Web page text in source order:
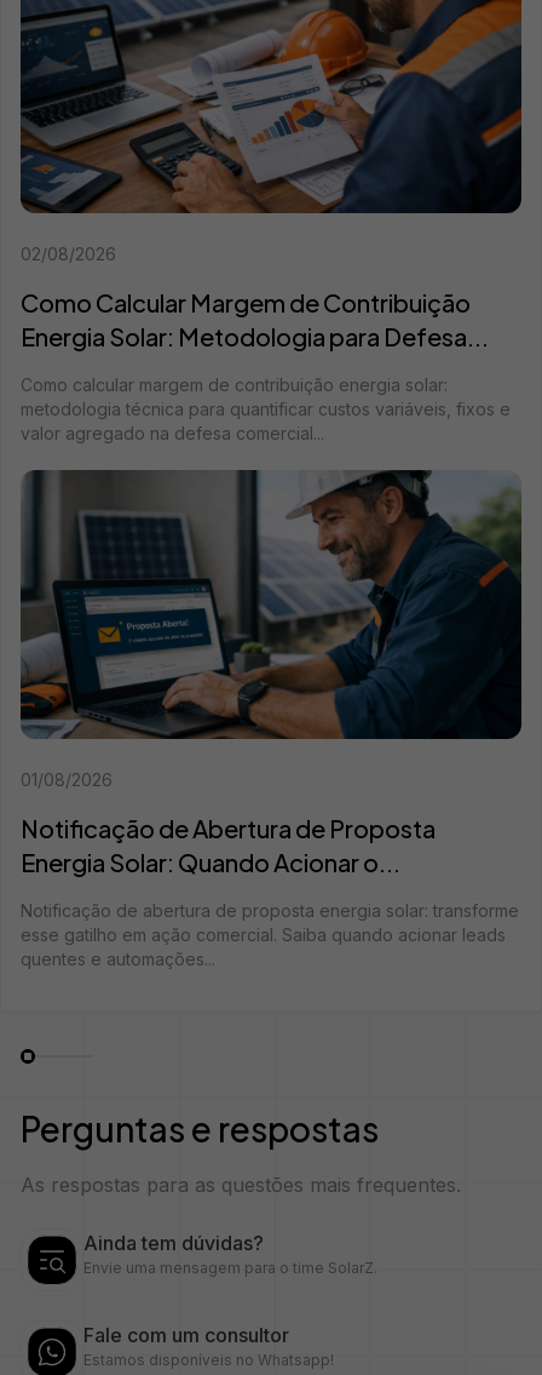
02/08/2026
Como Calcular Margem de Contribuição
Energia Solar: Metodologia para Defesa...
Como calcular margem de contribuição energia solar:
metodologia técnica para quantificar custos variáveis, fixos e
valor agregado na defesa comercial...
01/08/2026
Notificação de Abertura de Proposta
Energia Solar: Quando Acionar o...
Notificação de abertura de proposta energia solar: transforme
esse gatilho em ação comercial. Saiba quando acionar leads
quentes e automações...
Perguntas e respostas
As respostas para as questões mais frequentes.
Ainda tem dúvidas?
Envie uma mensagem para o time SolarZ.
Fale com um consultor
Estamos disponíveis no Whatsapp!